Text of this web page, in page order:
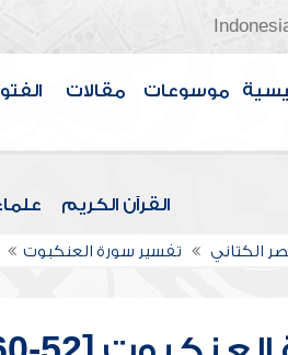
موسوعات مقالات
القرآن الكريم
الكتاني تفسير سورة العنكبوت